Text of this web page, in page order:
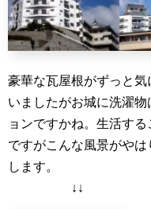
豪華な瓦屋根がずっと
いましたがお城に洗濯
ョンですかね。生活す
ですがこんな風景がやは
します。
↓↓